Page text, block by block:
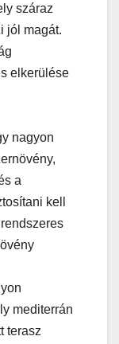
száraz
jól magát.
elkerülése
nagyon
a
kell
mediterrán
terasz